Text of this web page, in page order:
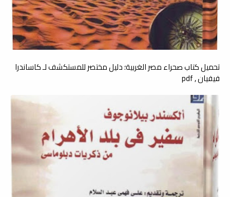
تحميل كتاب صحراء مصر الغربية؛ دليل مختصر للمستكشف لـ كاساندرا
فيفيان , pdf